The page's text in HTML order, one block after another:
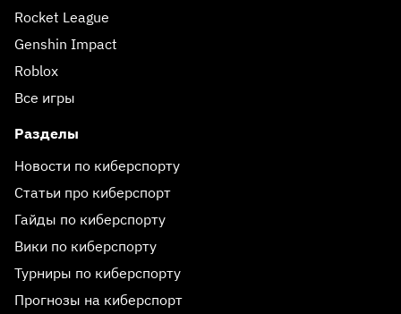
Rocket League
Genshin Impact
Roblox
Все игры
Разделы
Новости по киберспорту
Статьи про киберспорт
Гайды по киберспорту
Вики по киберспорту
Турниры по киберспорту
Прогнозы на киберспорт